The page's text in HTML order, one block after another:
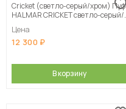
Cricket (светло-серый/хром) Пуф
HALMAR CRICKET светло-серый/
Цена
12 300
В корзину